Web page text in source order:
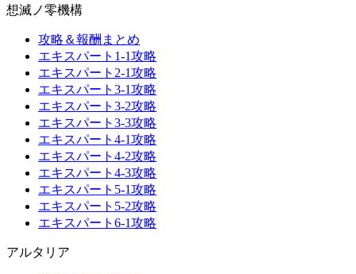
想滅ノ零機構
攻略＆報酬まとめ
エキスパート1-1攻略
エキスパート2-1攻略
エキスパート3-1攻略
エキスパート3-2攻略
エキスパート3-3攻略
エキスパート4-1攻略
エキスパート4-2攻略
エキスパート4-3攻略
エキスパート5-1攻略
エキスパート5-2攻略
エキスパート6-1攻略
アルタリア